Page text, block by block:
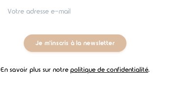
crises de colère.
symptômes : votre
émotionnelle
les premières
Je m'inscris à la newsletter
En savoir plus sur notre politique de confidentialité.